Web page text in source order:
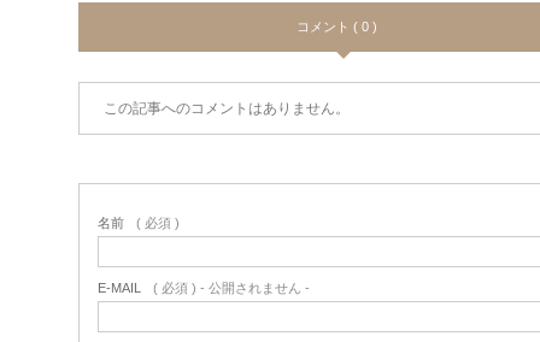
コメント ( 0 )
この記事へのコメントはありません。
名前 ( 必須 )
E-MAIL ( 必須 ) - 公開されません -